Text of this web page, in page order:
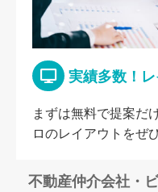
実績多数！
まずは無料で提案だ
ロのレイアウトをぜ
不動産仲介会社・